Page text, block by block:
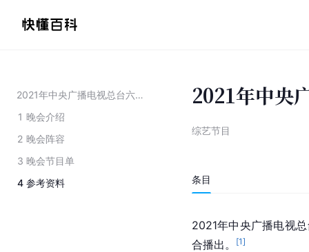
2021年中央广播电视总台六一晚会
1 晚会介绍
2 晚会阵容
3 晚会节目单
4 参考资料
2021年中央
综艺节目
条目
2021年中央广播电视
合播出。
[1]